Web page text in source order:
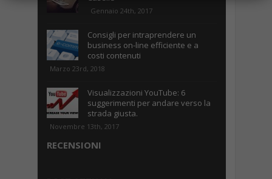
Gennaio 24th, 2017
Consigli per intraprendere un
business on-line efficiente e a
costi contenuti
Marzo 23rd, 2018
Visualizzazioni YouTube: 6
suggerimenti per andare verso la
strada giusta.
Novembre 13th, 2017
RECENSIONI